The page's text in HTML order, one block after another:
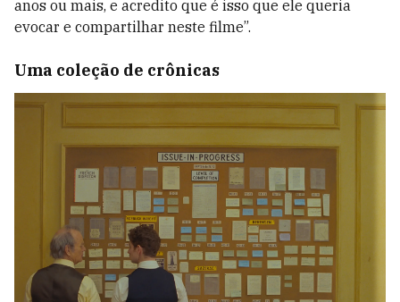
anos ou mais, e acredito que é isso que ele queria
evocar e compartilhar neste filme”.
Uma coleção de crônicas